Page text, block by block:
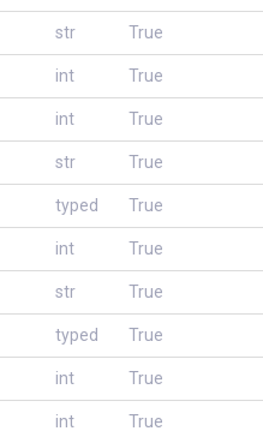
str True
int True
int True
str True
typed True
int True
str True
typed True
int True
int True